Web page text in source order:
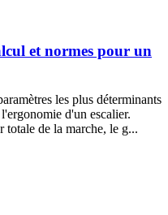
et normes pour un
les plus déterminants
d'un escalier.
totale de la marche, le g...